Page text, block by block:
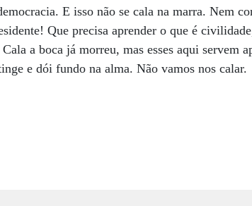
E isso não se cala na marra. Nem
Que precisa aprender o que é
a boca já morreu, mas esses aqui servem
e dói fundo na alma. Não vamos nos calar.